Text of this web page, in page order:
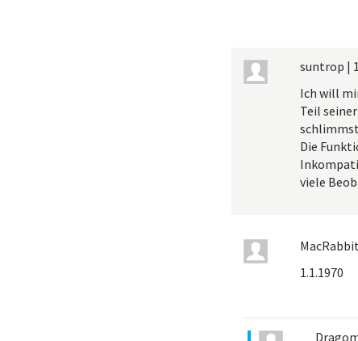
suntrop |
Ich will
Teil
Die
viele
MacRabbit
1.1.1970